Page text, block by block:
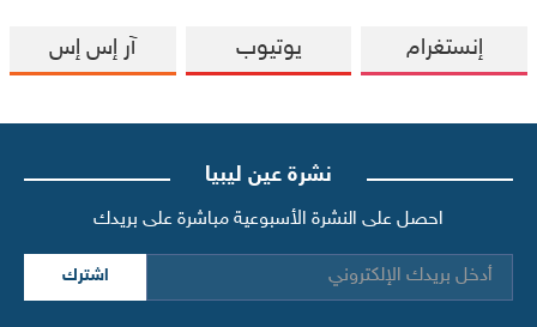
إنستغرام يوتيوب آر إس إس
نشرة عين ليبيا
احصل على النشرة الأسبوعية مباشرة على بريدك
اشترك